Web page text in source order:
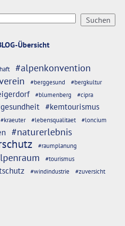
Übersicht
#alpenkonvention
#berggesund #bergkultur
#blumenberg
#cipra
#kemtourismus
#kraeuter #lebensqualitaet #loncium
#naturerlebnis
#raumplanung
#tourismus
#windindustrie #zuversicht